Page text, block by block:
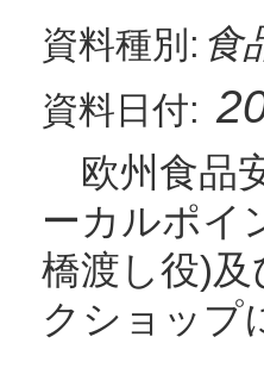
資料種別: 食
資料日付:
欧州食品
ーカルポイ
橋渡し役)
クショップ